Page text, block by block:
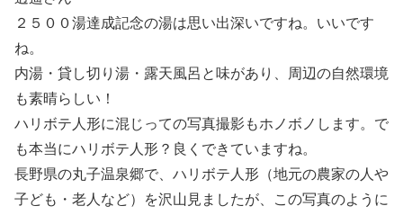
２５００湯達成記念の湯は思い出深いですね。いいです
ね。
内湯・貸し切り湯・露天風呂と味があり、周辺の自然環境
も素晴らしい！
ハリボテ人形に混じっての写真撮影もホノボノします。で
も本当にハリボテ人形？良くできていますね。
長野県の丸子温泉郷で、ハリボテ人形（地元の農家の人や
子ども・老人など）を沢山見ましたが、この写真のように